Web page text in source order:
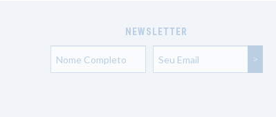
NEWSLETTER